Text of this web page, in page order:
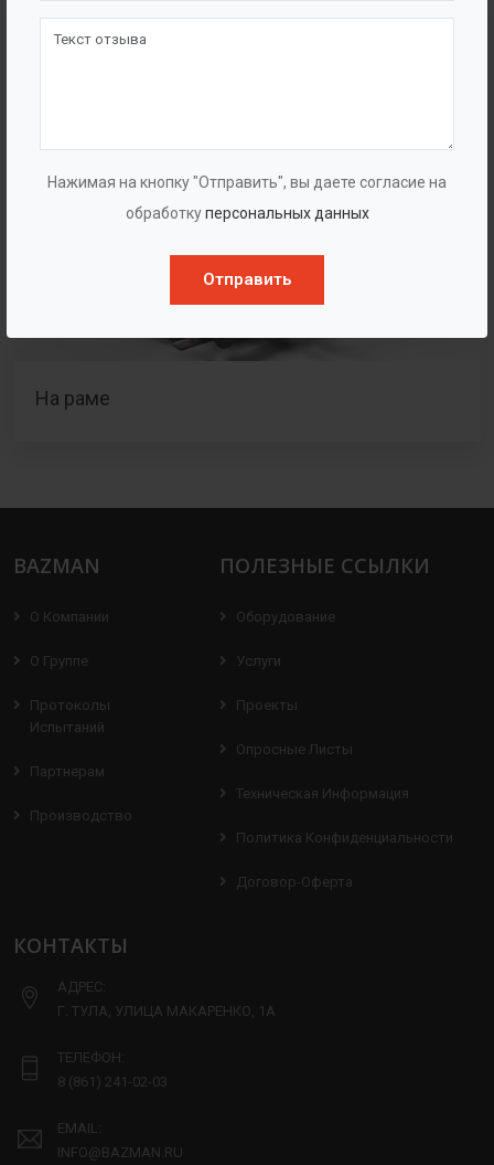
Нажимая на кнопку "Отправить", вы даете согласие на
обработкуперсональных данных
Отправить
На раме
BAZMAN
О Компании
О Группе
Протоколы
Испытаний
Партнерам
Производство
ПОЛЕЗНЫЕ ССЫЛКИ
Оборудование
Услуги
Проекты
Опросные Листы
Техническая Информация
Политика Конфиденциальности
Договор-Оферта
КОНТАКТЫ
АДРЕС:
Г. ТУЛА, УЛИЦА МАКАРЕНКО, 1А
ТЕЛЕФОН:
8 (861) 241-02-03
EMAIL:
INFO@BAZMAN.RU